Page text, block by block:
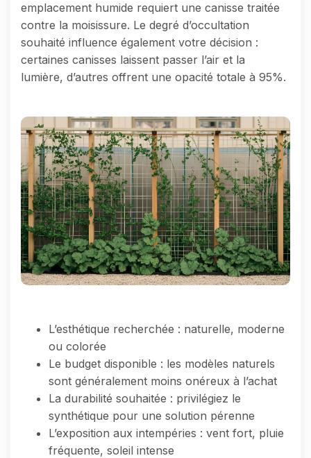
emplacement humide requiert une canisse traitée
contre la moisissure. Le degré d’occultation
souhaité influence également votre décision :
certaines canisses laissent passer l’air et la
lumière, d’autres offrent une opacité totale à 95%.
L’esthétique recherchée : naturelle, moderne
ou colorée
Le budget disponible : les modèles naturels
sont généralement moins onéreux à l’achat
La durabilité souhaitée : privilégiez le
synthétique pour une solution pérenne
L’exposition aux intempéries : vent fort, pluie
fréquente, soleil intense